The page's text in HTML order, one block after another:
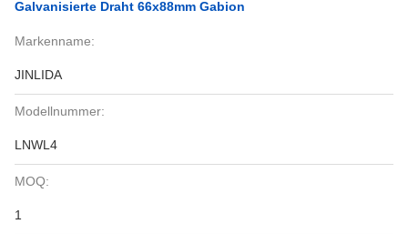
Galvanisierte Draht 66x88mm Gabion
Markenname:
JINLIDA
Modellnummer:
LNWL4
MOQ:
1